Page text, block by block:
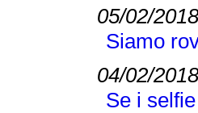
05/02/2018
Siamo
04/02/2018
Se i